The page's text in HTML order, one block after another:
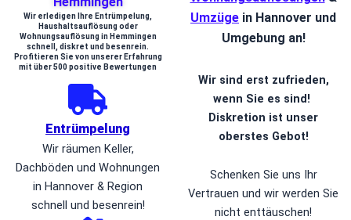
Wir erledigen Ihre Entrümpelung,
Haushaltsauflösung oder
Wohnungsauflösung in Hemmingen
schnell, diskret und besenrein.
Profitieren Sie von unserer Erfahrung
mit über 500 positive Bewertungen
Entrümpelung
Wir räumen Keller,
Dachböden und Wohnungen
in Hannover & Region
schnell und besenrein!
Umzüge in Hannover und
Umgebung an!
Wir sind erst zufrieden,
wenn Sie es sind!
Diskretion ist unser
oberstes Gebot!
Schenken Sie uns Ihr
Vertrauen und wir werden Sie
nicht enttäuschen!